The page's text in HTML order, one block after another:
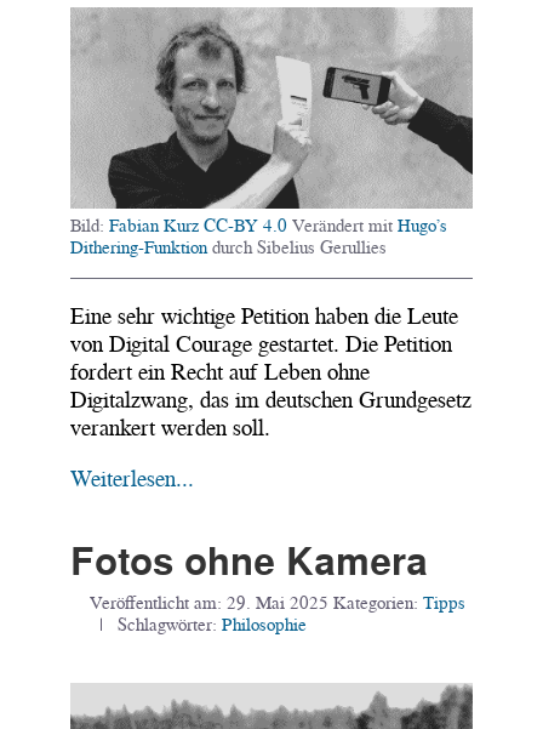
Bild:Fabian Kurz CC-BY 4.0 Verändert mitHugo’s
Dithering-Funktion durch Sibelius Gerullies
Eine sehr wichtige Petition haben die Leute
von Digital Courage gestartet. Die Petition
fordert ein Recht auf Leben ohne
Digitalzwang, das im deutschen Grundgesetz
verankert werden soll.
Weiterlesen...
Fotos ohne Kamera
Veröffentlicht am: 29. Mai 2025 Kategorien: Tipps
| Schlagwörter: Philosophie